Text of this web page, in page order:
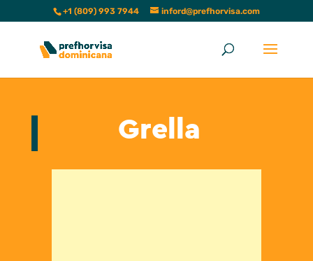
+1 (809) 993 7944 inford@prefhorvisa.com
Grella